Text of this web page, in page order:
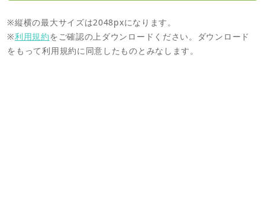
※縦横の最大サイズは2048pxになります。
※利用規約をご確認の上ダウンロードください。ダウンロード
をもって利用規約に同意したものとみなします。